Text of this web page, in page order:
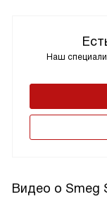
Наш
Видео о Smeg